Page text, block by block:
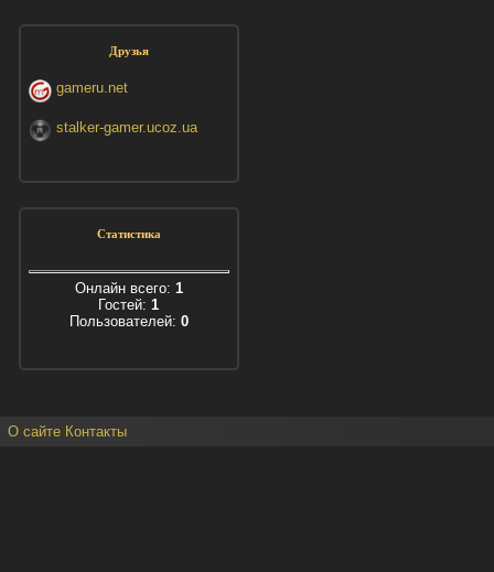
Друзья
gameru.net
stalker-gamer.ucoz.ua
Статистика
Онлайн всего: 1
Гостей: 1
Пользователей: 0
О сайте Контакты